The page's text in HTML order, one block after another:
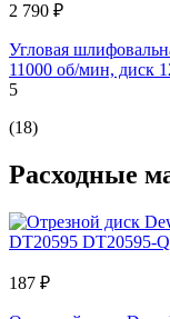
2 790 ₽
Угловая
11000 об/мин, диск
5
(18)
Расходные
187 ₽